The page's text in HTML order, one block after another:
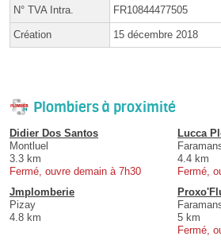
N° TVA Intra. FR10844477505
Création 15 décembre 2018
Plombiers à proximité
Didier Dos Santos
Montluel
3.3 km
Fermé, ouvre demain à 7h30
Lucca
4.4 km
Fermé,
Jmplomberie
Pizay
4.8 km
5 km
Fermé,